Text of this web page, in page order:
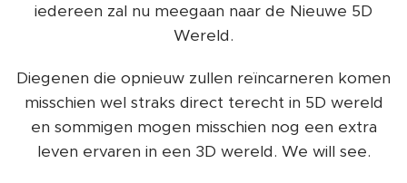
iedereen zal nu meegaan naar de Nieuwe 5D
Wereld.
Diegenen die opnieuw zullen reïncarneren komen
misschien wel straks direct terecht in 5D wereld
en sommigen mogen misschien nog een extra
leven ervaren in een 3D wereld. We will see.